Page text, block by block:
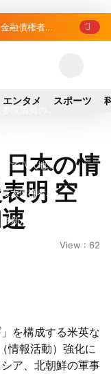
融債権者リ
上場に向け視
で八代地区
防止」を理
大債権者は
銀やノンバ
新が各党と
LEDミニラ
エンタメ スポーツ
本の情
明 空
View : 62
を構成する米英な
情報活動）強化に
ア、北朝鮮の軍事